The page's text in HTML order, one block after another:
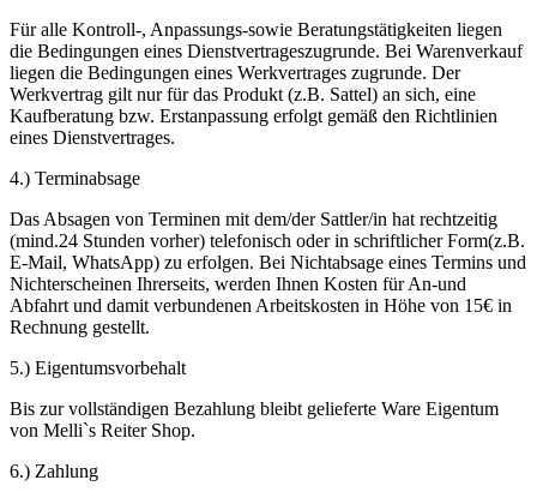
Für alle Kontroll-, Anpassungs-sowie Beratungstätigkeiten liegen
die Bedingungen eines Dienstvertrageszugrunde. Bei Warenverkauf
liegen die Bedingungen eines Werkvertrages zugrunde. Der
Werkvertrag gilt nur für das Produkt (z.B. Sattel) an sich, eine
Kaufberatung bzw. Erstanpassung erfolgt gemäß den Richtlinien
eines Dienstvertrages.
4.) Terminabsage
Das Absagen von Terminen mit dem/der Sattler/in hat rechtzeitig
(mind.24 Stunden vorher) telefonisch oder in schriftlicher Form(z.B.
E-Mail, WhatsApp) zu erfolgen. Bei Nichtabsage eines Termins und
Nichterscheinen Ihrerseits, werden Ihnen Kosten für An-und
Abfahrt und damit verbundenen Arbeitskosten in Höhe von 15€ in
Rechnung gestellt.
5.) Eigentumsvorbehalt
Bis zur vollständigen Bezahlung bleibt gelieferte Ware Eigentum
von Melli`s Reiter Shop.
6.) Zahlung